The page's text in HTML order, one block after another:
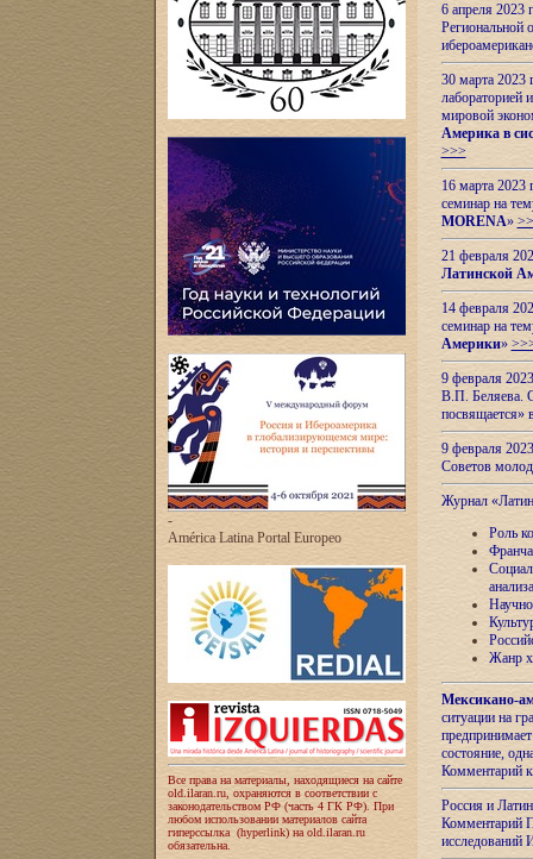
-
América Latina Portal Europeo
Все права на материалы, находящиеся на сайте
old.ilaran.ru, охраняются в соответствии с
законодательством РФ (часть 4 ГК РФ). При
любом использовании материалов сайта
гиперссылка (hyperlink) на old.ilaran.ru
обязательна.
6 апреля
Региональной
30 марта 2023
лабораторией
мировой
Америка в
>>>
16 марта 2023
семинар на
MORENA»
21 февраля
Латинской
14 февраля
семинар на
Америки»
9 февраля
В.П. Беляева.
посвящается»
9 февраля
Советов
Журнал
Роль
анализа
Жанр
Мексикано-
ситуации на
состояние,
Комментарий
Россия и
Комментарий